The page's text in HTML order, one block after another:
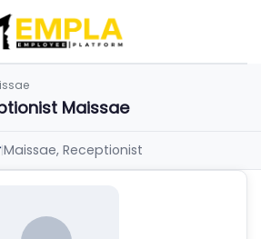
Maissae
|Maissae, Receptionist